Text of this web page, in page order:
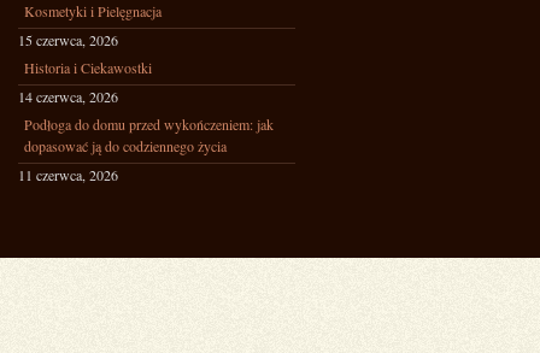
Kosmetyki i Pielęgnacja
15 czerwca, 2026
Historia i Ciekawostki
14 czerwca, 2026
Podłoga do domu przed wykończeniem: jak
dopasować ją do codziennego życia
11 czerwca, 2026